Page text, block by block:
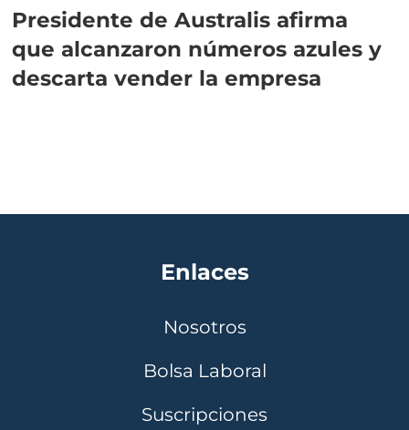
Presidente de Australis afirma
que alcanzaron números azules y
descarta vender la empresa
Enlaces
Nosotros
Bolsa Laboral
Suscripciones